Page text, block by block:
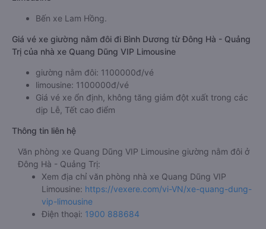
Bến xe Lam Hồng.
Giá vé xe giường nằm đôi đi Bình Dương từ Đông Hà - Quảng
Trị của nhà xe Quang Dũng VIP Limousine
giường nằm đôi: 1100000đ/vé
limousine: 1100000đ/vé
Giá vé xe ổn định, không tăng giảm đột xuất trong các
dịp Lễ, Tết cao điểm
Thông tin liên hệ
Văn phòng xe Quang Dũng VIP Limousine giường nằm đôi ở
Đông Hà - Quảng Trị:
Xem địa chỉ văn phòng nhà xe Quang Dũng VIP
Limousine: https://vexere.com/vi-VN/xe-quang-dung-
vip-limousine
Điện thoại: 1900 888684